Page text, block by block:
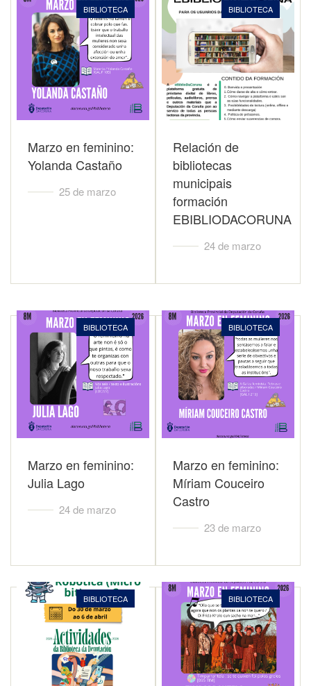
BIBLIOTECA
Marzo en feminino:
Yolanda Castaño
25 de marzo
BIBLIOTECA
Relación de
bibliotecas
municipais
formación
EBIBLIODACORUNA
24 de marzo
BIBLIOTECA
Marzo en feminino:
Julia Lago
24 de marzo
BIBLIOTECA
Marzo en feminino:
Míriam Couceiro
Castro
23 de marzo
BIBLIOTECA BIBLIOTECA